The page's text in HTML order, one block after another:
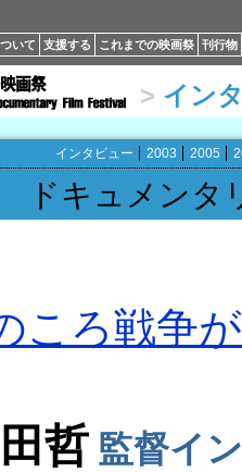
いて 支援する これまでの映画祭 刊行物
> イン
インタビュー 2003 2005
ドキュメン
ころ戦争
哲監督イ